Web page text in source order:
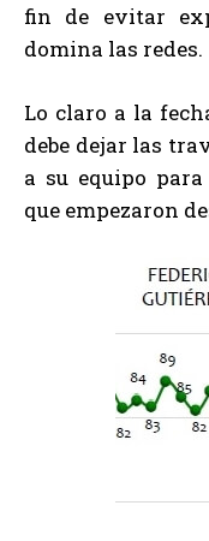
fin de evitar
domina las redes.
Lo claro a la
debe dejar las
a su equipo para
que empezaron